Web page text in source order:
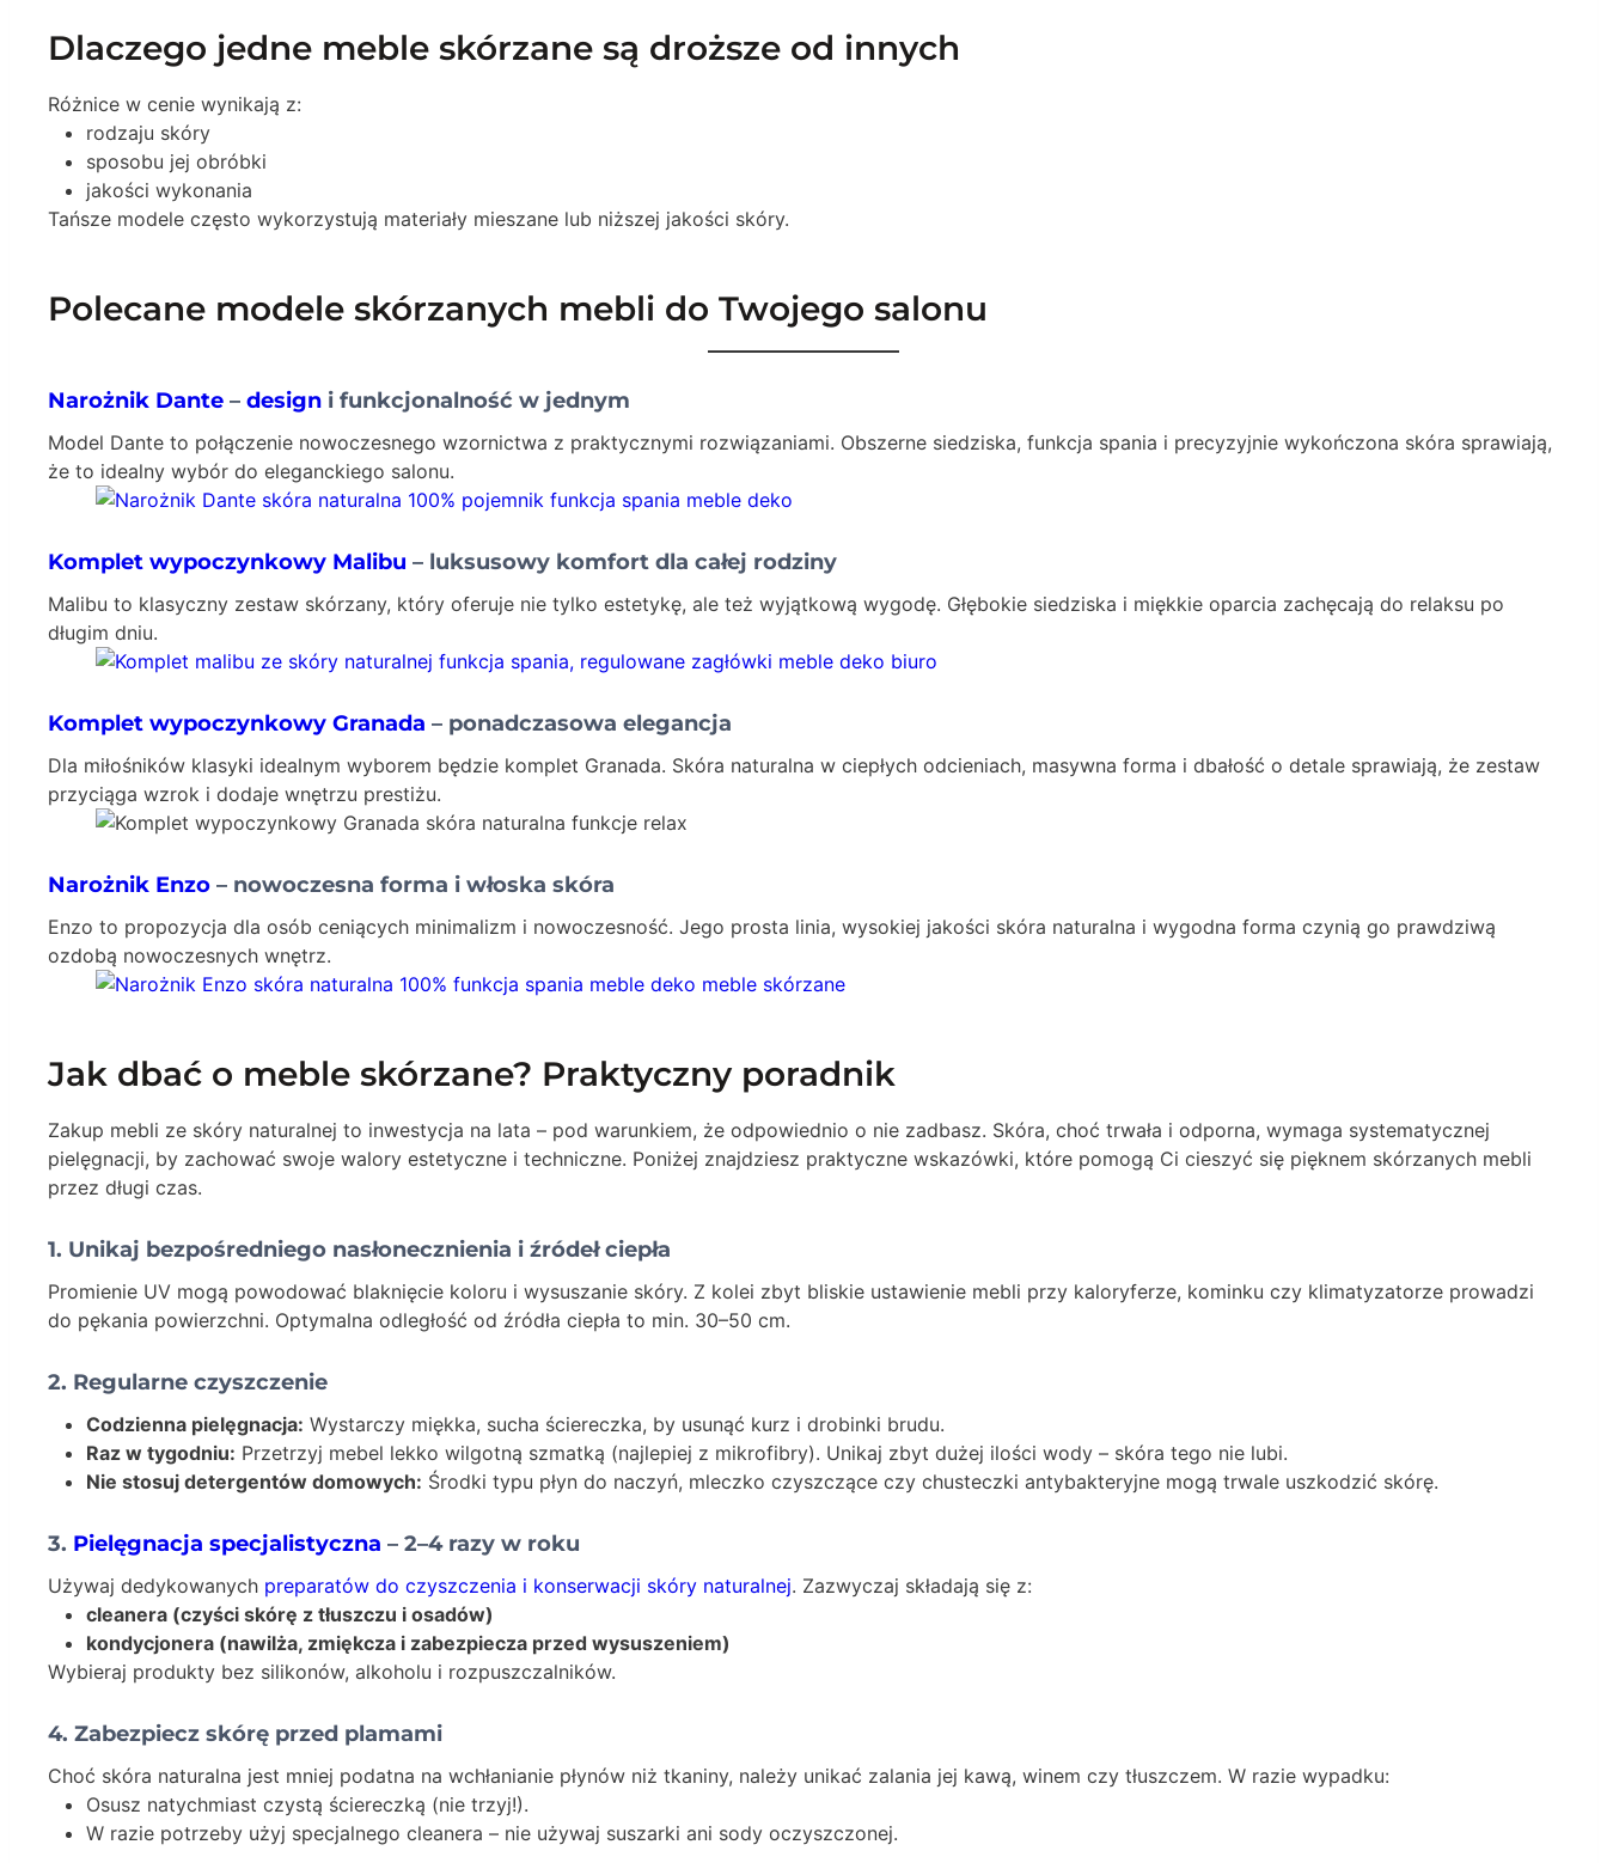
Dlaczego jedne meble skórzane są droższe od innych
Różnice w cenie wynikają z:
rodzaju skóry
sposobu jej obróbki
jakości wykonania
Tańsze modele często wykorzystują materiały mieszane lub niższej jakości skóry.
Polecane modele skórzanych mebli do Twojego salonu
Narożnik Dante – design i funkcjonalność w jednym
Model Dante to połączenie nowoczesnego wzornictwa z praktycznymi rozwiązaniami. Obszerne siedziska, funkcja spania i precyzyjnie wykończona skóra sprawiają,
że to idealny wybór do eleganckiego salonu.
Komplet wypoczynkowy Malibu – luksusowy komfort dla całej rodziny
Malibu to klasyczny zestaw skórzany, który oferuje nie tylko estetykę, ale też wyjątkową wygodę. Głębokie siedziska i miękkie oparcia zachęcają do relaksu po
długim dniu.
Komplet wypoczynkowy Granada – ponadczasowa elegancja
Dla miłośników klasyki idealnym wyborem będzie komplet Granada. Skóra naturalna w ciepłych odcieniach, masywna forma i dbałość o detale sprawiają, że zestaw
przyciąga wzrok i dodaje wnętrzu prestiżu.
Narożnik Enzo – nowoczesna forma i włoska skóra
Enzo to propozycja dla osób ceniących minimalizm i nowoczesność. Jego prosta linia, wysokiej jakości skóra naturalna i wygodna forma czynią go prawdziwą
ozdobą nowoczesnych wnętrz.
Jak dbać o meble skórzane? Praktyczny poradnik
Zakup mebli ze skóry naturalnej to inwestycja na lata – pod warunkiem, że odpowiednio o nie zadbasz. Skóra, choć trwała i odporna, wymaga systematycznej
pielęgnacji, by zachować swoje walory estetyczne i techniczne. Poniżej znajdziesz praktyczne wskazówki, które pomogą Ci cieszyć się pięknem skórzanych mebli
przez długi czas.
1. Unikaj bezpośredniego nasłonecznienia i źródeł ciepła
Promienie UV mogą powodować blaknięcie koloru i wysuszanie skóry. Z kolei zbyt bliskie ustawienie mebli przy kaloryferze, kominku czy klimatyzatorze prowadzi
do pękania powierzchni. Optymalna odległość od źródła ciepła to min. 30–50 cm.
2. Regularne czyszczenie
Codzienna pielęgnacja: Wystarczy miękka, sucha ściereczka, by usunąć kurz i drobinki brudu.
Raz w tygodniu: Przetrzyj mebel lekko wilgotną szmatką (najlepiej z mikrofibry). Unikaj zbyt dużej ilości wody – skóra tego nie lubi.
Nie stosuj detergentów domowych: Środki typu płyn do naczyń, mleczko czyszczące czy chusteczki antybakteryjne mogą trwale uszkodzić skórę.
3. Pielęgnacja specjalistyczna – 2–4 razy w roku
Używaj dedykowanych preparatów do czyszczenia i konserwacji skóry naturalnej. Zazwyczaj składają się z:
cleanera (czyści skórę z tłuszczu i osadów)
kondycjonera (nawilża, zmiękcza i zabezpiecza przed wysuszeniem)
Wybieraj produkty bez silikonów, alkoholu i rozpuszczalników.
4. Zabezpiecz skórę przed plamami
Choć skóra naturalna jest mniej podatna na wchłanianie płynów niż tkaniny, należy unikać zalania jej kawą, winem czy tłuszczem. W razie wypadku:
Osusz natychmiast czystą ściereczką (nie trzyj!).
W razie potrzeby użyj specjalnego cleanera – nie używaj suszarki ani sody oczyszczonej.